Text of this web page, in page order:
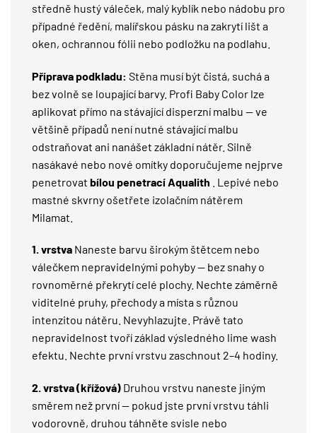
středně hustý váleček, malý kyblík nebo nádobu pro
případné ředění, malířskou pásku na zakrytí lišt a
oken, ochrannou fólii nebo podložku na podlahu.
Příprava podkladu: Stěna musí být čistá, suchá a
bez volně se loupající barvy. Profi Baby Color lze
aplikovat přímo na stávající disperzní malbu — ve
většině případů není nutné stávající malbu
odstraňovat ani nanášet základní nátěr. Silně
nasákavé nebo nové omítky doporučujeme nejprve
penetrovat bílou penetrací Aqualith . Lepivé nebo
mastné skvrny ošetřete izolačním nátěrem
Milamat
1. vrstva Naneste barvu širokým štětcem nebo
válečkem nepravidelnými pohyby — bez snahy o
rovnoměrné překrytí celé plochy. Nechte záměrně
viditelné pruhy, přechody a místa s různou
intenzitou nátěru. Nevyhlazujte. Právě tato
nepravidelnost tvoří základ výsledného lime wash
efektu. Nechte první vrstvu zaschnout 2–4 hodiny.
2. vrstva (křížová) Druhou vrstvu naneste jiným
směrem než první — pokud jste první vrstvu táhli
vodorovně, druhou táhněte svisle nebo